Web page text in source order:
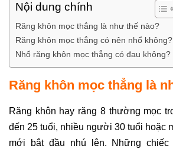
Nội dung chính
Răng khôn mọc thẳng là như thế nào?
Răng khôn mọc thẳng có nên nhổ không?
Nhổ răng khôn mọc thẳng có đau không?
Răng khôn mọc thẳng là
Răng khôn hay răng 8 thường mọc
đến 25 tuổi, nhiều người 30 tuổi hoặc
mới bắt đầu nhú lên. Những chiếc